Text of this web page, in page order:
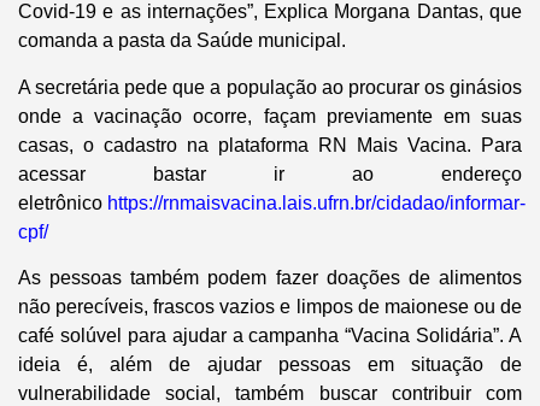
Covid-19 e as internações”, Explica Morgana Dantas, que
comanda a pasta da Saúde municipal.
A secretária pede que a população ao procurar os ginásios
onde a vacinação ocorre, façam previamente em suas
casas, o cadastro na plataforma RN Mais Vacina. Para
acessar bastar ir ao endereço
eletrônico https://rnmaisvacina.lais.ufrn.br/cidadao/informar-
cpf/
As pessoas também podem fazer doações de alimentos
não perecíveis, frascos vazios e limpos de maionese ou de
café solúvel para ajudar a campanha “Vacina Solidária”. A
ideia é, além de ajudar pessoas em situação de
vulnerabilidade social, também buscar contribuir com